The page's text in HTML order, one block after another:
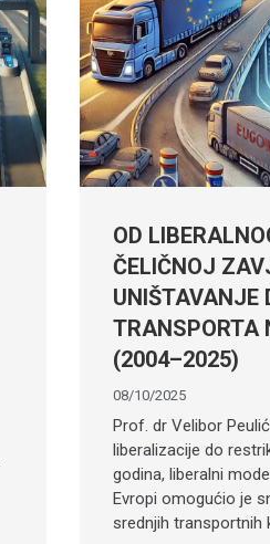
OD
ČELIČNOJ
UNIŠTAVANJE
TRANSPORTA
(2004–2025)
08/10/2025
Prof. dr Velibor
liberalizacije do
godina, liberalni
Evropi omogućio je
srednjih transportnih